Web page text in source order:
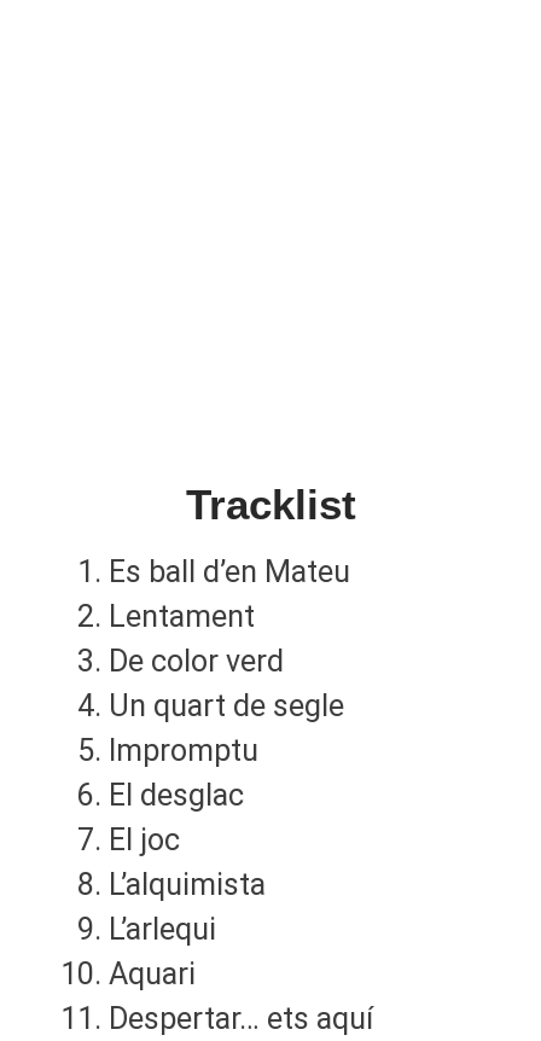
Tracklist
Es ball d’en Mateu
Lentament
De color verd
Un quart de segle
Impromptu
El desglac
El joc
L’alquimista
L’arlequi
Aquari
Despertar… ets aquí